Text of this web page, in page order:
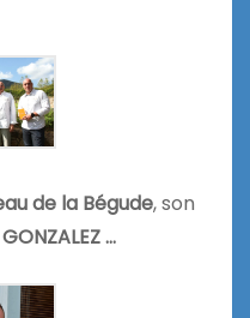
de la Bégude, son
…